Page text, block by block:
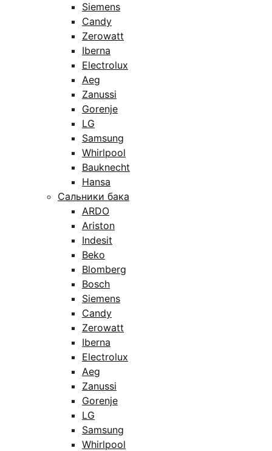
Siemens
Candy
Zerowatt
Iberna
Electrolux
Aeg
Zanussi
Gorenje
LG
Samsung
Whirlpool
Bauknecht
Hansa
Сальники бака
ARDO
Ariston
Indesit
Beko
Blomberg
Bosch
Siemens
Candy
Zerowatt
Iberna
Electrolux
Aeg
Zanussi
Gorenje
LG
Samsung
Whirlpool